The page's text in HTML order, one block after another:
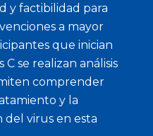
y factibilidad para
a mayor
que inician
se realizan análisis
comprender
y la
del virus en esta